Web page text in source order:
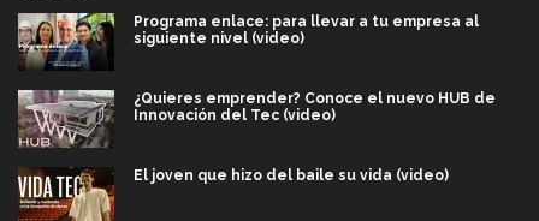
Programa enlace: para llevar a tu empresa al
siguiente nivel (video)
¿Quieres emprender? Conoce el nuevo HUB de
Innovación del Tec (video)
El joven que hizo del baile su vida (video)